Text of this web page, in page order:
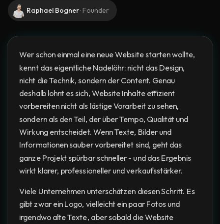
Raphael Bogner·Founder
Wer schon einmal eine neue Website starten wollte,
kennt das eigentliche Nadelöhr: nicht das Design,
nicht die Technik, sondern der Content. Genau
deshalb lohnt es sich, Website Inhalte effizient
vorbereiten nicht als lästige Vorarbeit zu sehen,
sondern als den Teil, der über Tempo, Qualität und
Wirkung entscheidet. Wenn Texte, Bilder und
Informationen sauber vorbereitet sind, geht das
ganze Projekt spürbar schneller - und das Ergebnis
wirkt klarer, professioneller und verkaufsstärker.
Viele Unternehmen unterschätzen diesen Schritt. Es
gibt zwar ein Logo, vielleicht ein paar Fotos und
irgendwo alte Texte, aber sobald die Website